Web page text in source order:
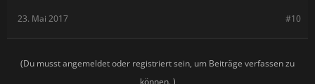
#10
23. Mai 2017
(Du musst angemeldet oder registriert sein, um Beiträge verfassen zu
können. )